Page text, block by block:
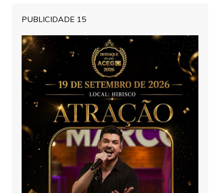
PUBLICIDADE 15